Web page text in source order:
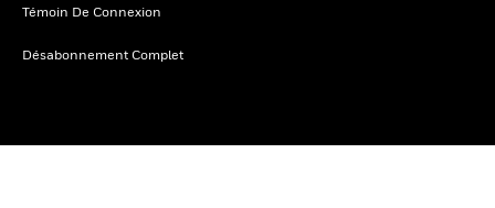
Témoin De Connexion
Désabonnement Complet